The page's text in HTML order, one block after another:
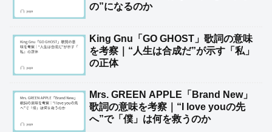
の”になるのか
King Gnu「GO GHOST」歌詞の意味
を考察｜“人生は合成だ”が示す「私」
の正体
Mrs. GREEN APPLE「Brand New」
歌詞の意味を考察｜“I love youの先
へ”で「僕」は何を救うのか